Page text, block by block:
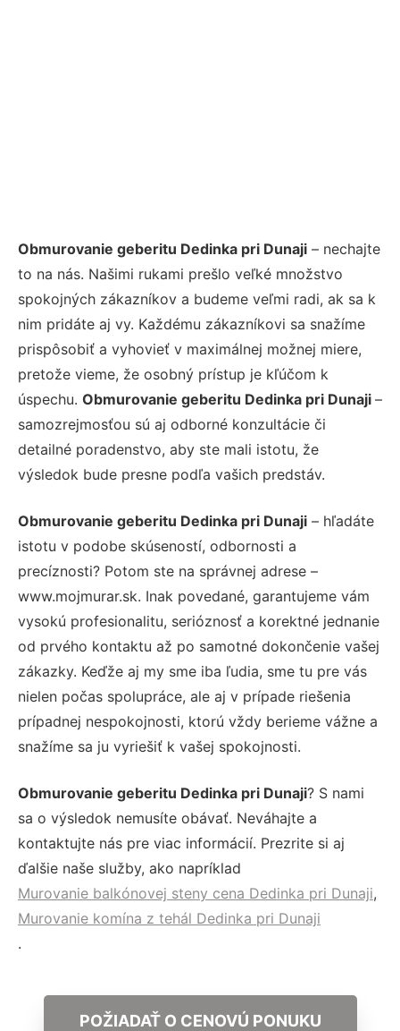
Obmurovanie geberitu Dedinka pri Dunaji – nechajte
to na nás. Našimi rukami prešlo veľké množstvo
spokojných zákazníkov a budeme veľmi radi, ak sa k
nim pridáte aj vy. Každému zákazníkovi sa snažíme
prispôsobiť a vyhovieť v maximálnej možnej miere,
pretože vieme, že osobný prístup je kľúčom k
úspechu. Obmurovanie geberitu Dedinka pri Dunaji –
samozrejmosťou sú aj odborné konzultácie či
detailné poradenstvo, aby ste mali istotu, že
výsledok bude presne podľa vašich predstáv.
Obmurovanie geberitu Dedinka pri Dunaji – hľadáte
istotu v podobe skúseností, odbornosti a
precíznosti? Potom ste na správnej adrese –
www.mojmurar.sk. Inak povedané, garantujeme vám
vysokú profesionalitu, serióznosť a korektné jednanie
od prvého kontaktu až po samotné dokončenie vašej
zákazky. Keďže aj my sme iba ľudia, sme tu pre vás
nielen počas spolupráce, ale aj v prípade riešenia
prípadnej nespokojnosti, ktorú vždy berieme vážne a
snažíme sa ju vyriešiť k vašej spokojnosti.
Obmurovanie geberitu Dedinka pri Dunaji? S nami
sa o výsledok nemusíte obávať. Neváhajte a
kontaktujte nás pre viac informácií. Prezrite si aj
ďalšie naše služby, ako napríklad
Murovanie balkónovej steny cena Dedinka pri Dunaji,
Murovanie komína z tehál Dedinka pri Dunaji
.
POŽIADAŤ O CENOVÚ PONUKU